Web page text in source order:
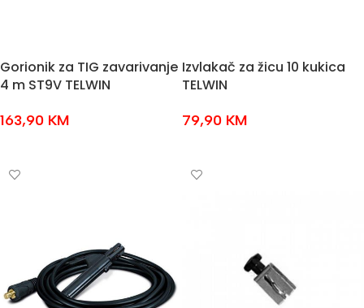
Gorionik za TIG zavarivanje
4 m ST9V TELWIN
163,90 KM
Izvlakač za žicu 10 kukica
TELWIN
79,90 KM